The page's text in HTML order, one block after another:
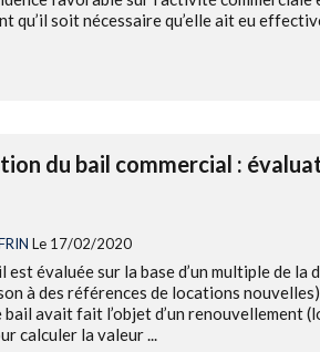
qu’il soit nécessaire qu’elle ait eu
du bail commercial :
Le 17/02/2020
est évaluée sur la base d’un multiple de
à des références de locations
avait fait l’objet d’un renouvellement
calculer la valeur ...